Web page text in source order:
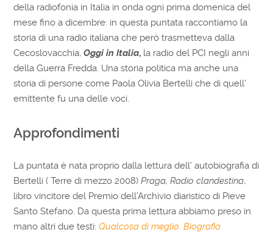
della radiofonia in Italia in onda ogni prima domenica del
mese fino a dicembre: in questa puntata raccontiamo la
storia di una radio italiana che però trasmetteva dalla
Cecoslovacchia, Oggi in Italia, la radio del PCI negli anni
della Guerra Fredda. Una storia politica ma anche una
storia di persone come Paola Olivia Bertelli che di quell’
emittente fu una delle voci.
Approfondimenti
La puntata è nata proprio dalla lettura dell’ autobiografia di
Bertelli ( Terre di mezzo 2008)Praga, Radio clandestina,
libro vincitore del Premio dell’Archivio diaristico di Pieve
Santo Stefano. Da questa prima lettura abbiamo preso in
mano altri due testi: Qualcosa di meglio. Biografia